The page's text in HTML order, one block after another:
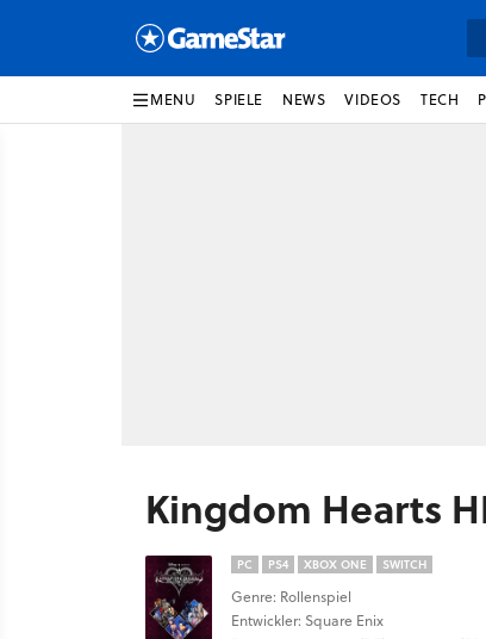
MENU SPIELE NEWS VIDEOS TECH
Kingdom Hearts
PC PS4 XBOX ONE SWITCH
Genre: Rollenspiel
Entwickler: Square Enix